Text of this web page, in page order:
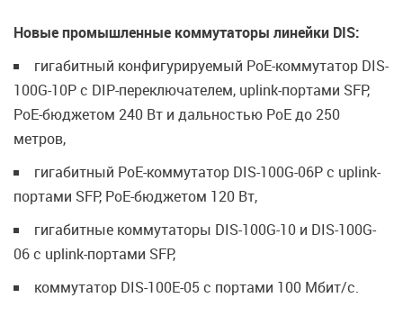
Новые промышленные коммутаторы линейки DIS:
гигабитный конфигурируемый PoE-коммутатор DIS-
100G-10P с DIP-переключателем, uplink-портами SFP,
PoE-бюджетом 240 Вт и дальностью PoE до 250
метров,
гигабитный PoE-коммутатор DIS-100G-06P с uplink-
портами SFP, PoE-бюджетом 120 Вт,
гигабитные коммутаторы DIS-100G-10 и DIS-100G-
06 с uplink-портами SFP,
коммутатор DIS-100E-05 с портами 100 Мбит/с.